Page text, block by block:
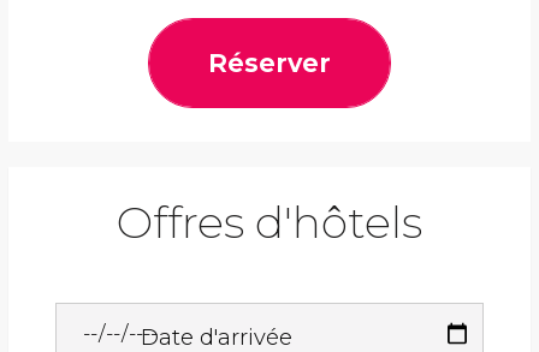
Réserver
Offres d'hôtels
Date d'arrivée